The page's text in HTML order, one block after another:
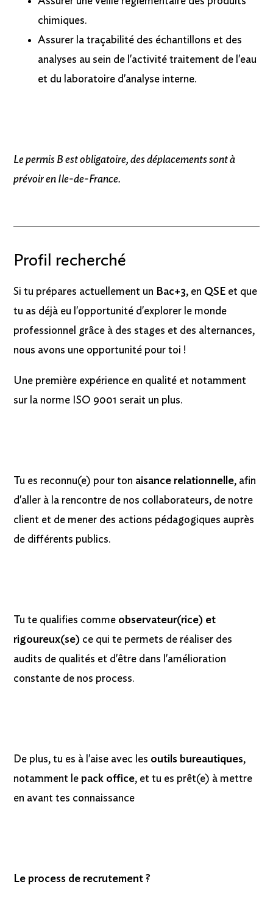
chimiques.
Assurer la traçabilité des échantillons et des
analyses au sein de l'activité traitement de l'eau
et du laboratoire d'analyse interne.
Le permis B est obligatoire, des déplacements sont à
prévoir en Ile-de-France.
Profil recherché
Si tu prépares actuellement un Bac+3, en QSE et que
tu as déjà eu l'opportunité d'explorer le monde
professionnel grâce à des stages et des alternances,
nous avons une opportunité pour toi !
Une première expérience en qualité et notamment
sur la norme ISO 9001 serait un plus.
Tu es reconnu(e) pour ton aisance relationnelle, afin
d'aller à la rencontre de nos collaborateurs, de notre
client et de mener des actions pédagogiques auprès
de différents publics.
Tu te qualifies comme observateur(rice) et
rigoureux(se) ce qui te permets de réaliser des
audits de qualités et d'être dans l'amélioration
constante de nos process.
De plus, tu es à l'aise avec les outils bureautiques,
notamment le pack office, et tu es prêt(e) à mettre
en avant tes connaissance
Le process de recrutement ?